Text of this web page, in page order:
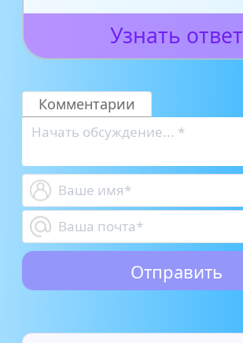
Узнать ответ
Комментарии